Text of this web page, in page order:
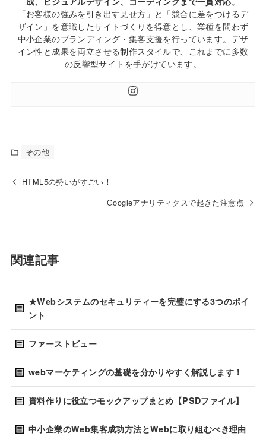
「お客様の強みを引き出す見せ方」と「競合に差をつけるデ
ザイン」を意識したサイトづくりを得意とし、業種を問わず
中小企業のブランディング・集客支援を行っています。デザ
イン性と成果を両立させる制作スタイルで、これまでに多数
の反響型サイトを手がけています。
その他
HTML5の勢いがすごい！
Googleアナリティクスで起きた注意点
関連記事
★Webシステムのセキュリティーを完璧にする3つのポイ
ント
ファーストビュー
webマーケティングの基礎を分かりやすく解説します！
資料作りに役立つモックアップまとめ【PSDファイル】
中小企業のWeb集客成功方法とWebに取り組むべき理由